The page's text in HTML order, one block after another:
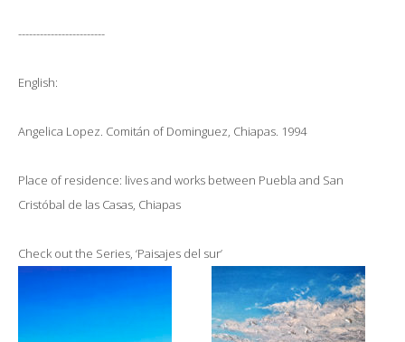
------------------------
English:
Angelica Lopez. Comitán of Dominguez, Chiapas. 1994
Place of residence: lives and works between Puebla and San
Cristóbal de las Casas, Chiapas
Check out the Series, ‘Paisajes del sur’